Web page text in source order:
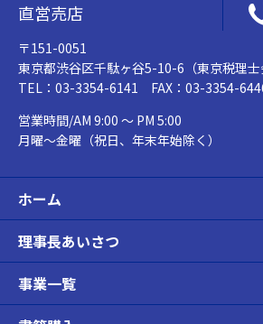
直営売店
〒151-0051
東京都渋谷区千駄ヶ谷5-10-6（東京税理士
TEL：03-3354-6141 FAX：03-3354-
営業時間/AM 9:00 ～ PM 5:00
月曜～金曜（祝日、年末年始除く）
ホーム
理事長あいさつ
事業一覧